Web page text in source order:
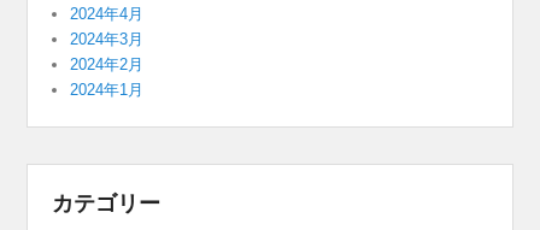
2024年4月
2024年3月
2024年2月
2024年1月
カテゴリー